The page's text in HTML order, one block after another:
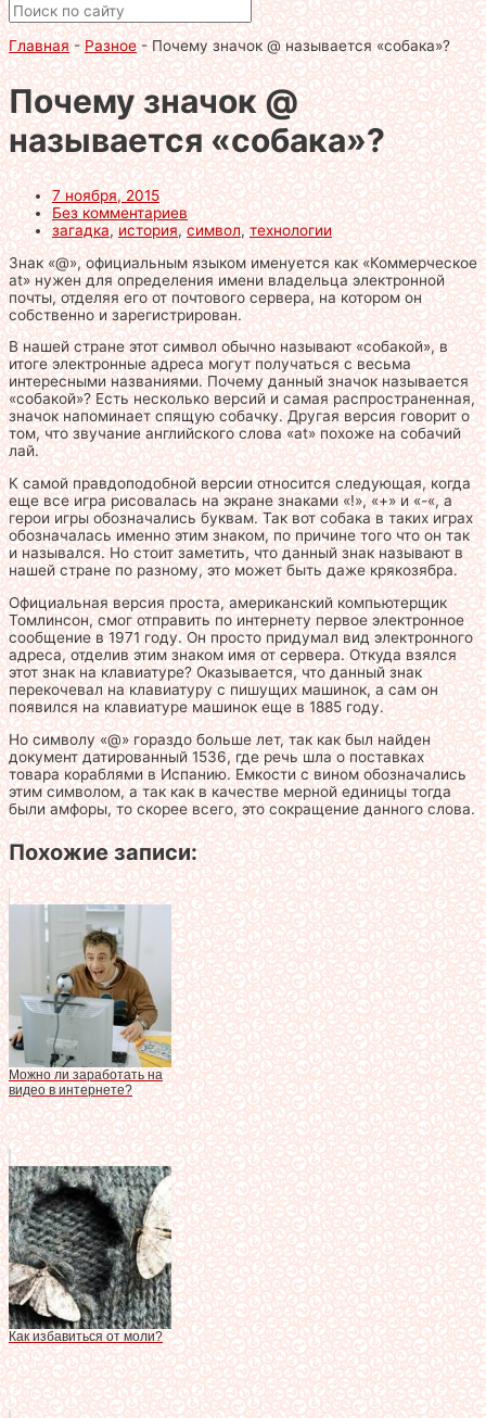
Главная-Разное-Почему значок @ называется «собака»?
Почему значок @
называется «собака»?
7 ноября, 2015
Без комментариев
загадка,история,символ,технологии
Знак «@», официальным языком именуется как «Коммерческое
at» нужен для определения имени владельца электронной
почты, отделяя его от почтового сервера, на котором он
собственно и зарегистрирован.
В нашей стране этот символ обычно называют «собакой», в
итоге электронные адреса могут получаться с весьма
интересными названиями. Почему данный значок называется
«собакой»? Есть несколько версий и самая распространенная,
значок напоминает спящую собачку. Другая версия говорит о
том, что звучание английского слова «at» похоже на собачий
лай.
К самой правдоподобной версии относится следующая, когда
еще все игра рисовалась на экране знаками «!», «+» и «-«, а
герои игры обозначались буквам. Так вот собака в таких играх
обозначалась именно этим знаком, по причине того что он так
и назывался. Но стоит заметить, что данный знак называют в
нашей стране по разному, это может быть даже крякозябра.
Официальная версия проста, американский компьютерщик
Томлинсон, смог отправить по интернету первое электронное
сообщение в 1971 году. Он просто придумал вид электронного
адреса, отделив этим знаком имя от сервера. Откуда взялся
этот знак на клавиатуре? Оказывается, что данный знак
перекочевал на клавиатуру с пишущих машинок, а сам он
появился на клавиатуре машинок еще в 1885 году.
Но символу «@» гораздо больше лет, так как был найден
документ датированный 1536, где речь шла о поставках
товара кораблями в Испанию. Емкости с вином обозначались
этим символом, а так как в качестве мерной единицы тогда
были амфоры, то скорее всего, это сокращение данного слова.
Похожие записи:
Можно ли заработать на
видео в интернете?
Как избавиться от моли?